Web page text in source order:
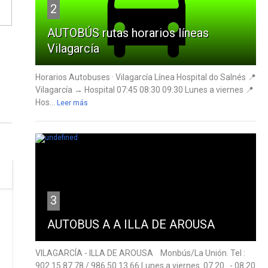
2
AUTOBÚS rutas horarios líneas
Vilagarcía
Horarios Autobuses · Vilagarcía Línea Hospital do Salnés 📍
Vilagarcía → Hospital 07:45 08:30 09:30 Lunes a viernes 📍
Hos...
Leer más
3
AUTOBUS A A ILLA DE AROUSA
VILAGARCÍA - ILLA DE AROUSA Monbús/La Unión. Tel :
902 15 87 78 / 986 50 13 66 Lunes a viernes 07.20 - 08.20